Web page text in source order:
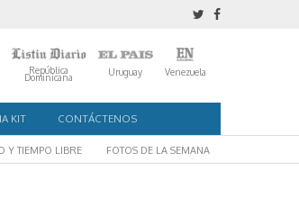
República
Dominicana Uruguay Venezuela
KIT CONTÁCTENOS
Y TIEMPO LIBRE FOTOS DE LA SEMANA